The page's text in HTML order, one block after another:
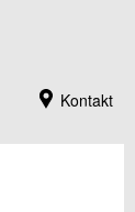
Kontakt